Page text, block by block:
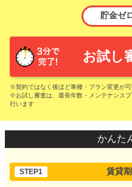
貯金ゼ
お試し
※契約ではなく後ほど車種・プラン変更が
※お試し審査は、最長年数・メンテナンス
行います
かんた
STEP1 賃貸